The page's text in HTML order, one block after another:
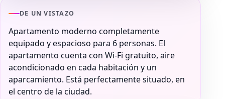
DE UN VISTAZO
Apartamento moderno completamente
equipado y espacioso para 6 personas. El
apartamento cuenta con Wi-Fi gratuito, aire
acondicionado en cada habitación y un
aparcamiento. Está perfectamente situado, en
el centro de la ciudad.